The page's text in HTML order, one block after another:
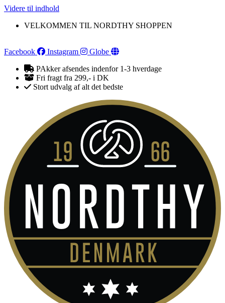
Videre til indhold
VELKOMMEN TIL NORDTHY SHOPPEN
Facebook Instagram
Globe
PAkker afsendes indenfor 1-3 hverdage
Fri fragt fra 299,- i DK
Stort udvalg af alt det bedste